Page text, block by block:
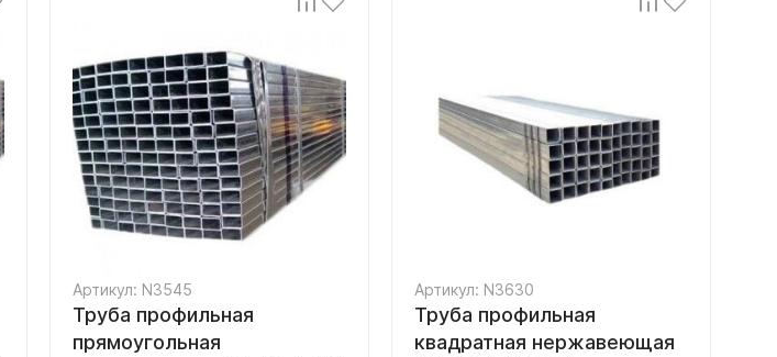
Артикул: N3545
Труба профильная
прямоугольная
Артикул: N3630
Труба профильная
квадратная нержавеющая